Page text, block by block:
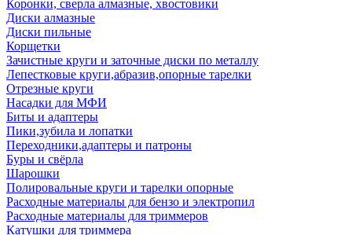
Коронки, сверла алмазные, хвостовики
Диски алмазные
Диски пильные
Корщетки
Зачистные круги и заточные диски по металлу
Лепестковые круги,абразив,опорные тарелки
Отрезные круги
Насадки для МФИ
Биты и адаптеры
Пики,зубила и лопатки
Переходники,адаптеры и патроны
Буры и свёрла
Шарошки
Полировальные круги и тарелки опорные
Расходные материалы для бензо и электропил
Расходные материалы для триммеров
Катушки для триммера